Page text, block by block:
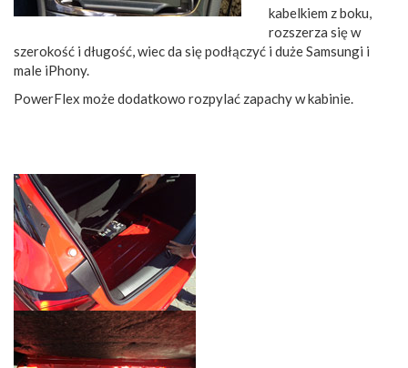
kabelkiem z boku,
rozszerza się w
szerokość i długość, wiec da się podłączyć i duże Samsungi i
male iPhony.
PowerFlex może dodatkowo rozpylać zapachy w kabinie.